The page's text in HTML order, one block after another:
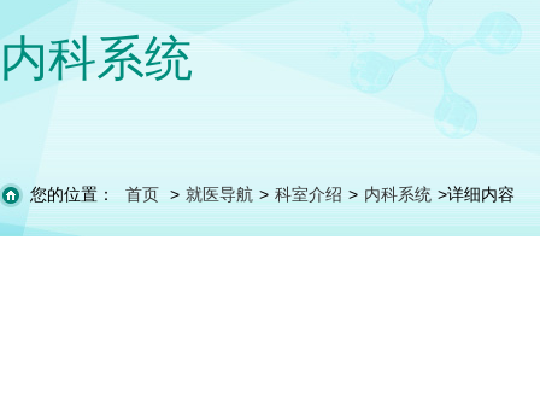
内科系统
您的位置： 首页 > 就医导航 > 科室介绍 > 内科系统 >详细内容